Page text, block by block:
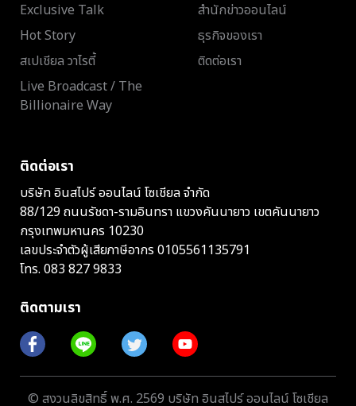
Exclusive Talk
Hot Story
สเปเชียล วาไรตี้
Live Broadcast / The
Billionaire Way
สำนักข่าวออนไลน์
ธุรกิจของเรา
ติดต่อเรา
ติดต่อเรา
บริษัท อินสไปร์ ออนไลน์ โซเชียล จำกัด
88/129 ถนนรัชดา-รามอินทรา แขวงคันนายาว เขตคันนายาว
กรุงเทพมหานคร 10230
เลขประจำตัวผู้เสียภาษีอากร 0105561135791
โทร. 083 827 9833
ติดตามเรา
© สงวนลิขสิทธิ์ พ.ศ. 2569 บริษัท อินสไปร์ ออนไลน์ โซเชียล